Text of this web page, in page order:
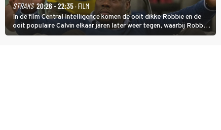
STRAKS 20:26 - 22:35· FILM
In de film Central Intelligence komen de ooit dikke Robbie en de
ooit populaire Calvin elkaar jaren later weer tegen, waarbij Robbie,
inmiddels supergespierd en werkzaam voor de CIA, Calvins hulp